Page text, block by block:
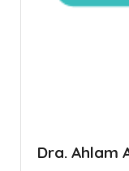
Dra. Ahlam